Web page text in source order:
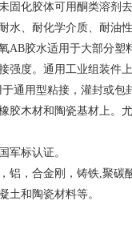
固化胶体可用酮类溶剂去
水、耐化学介质、耐油性
AB胶水适用于大部分塑
强度。通用工业组装件
通用型粘接，灌封或包
胶木材和陶瓷基材上。
军标认证。
铝，合金刚，铸铁,聚碳
土和陶瓷材料等。